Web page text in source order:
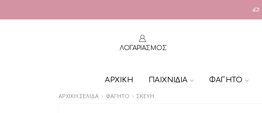
ΛΟΓΑΡΙΑΣΜΟΣ
ΑΡΧΙΚΗ ΠΑΙΧΝΙΔΙΑ ΦΑΓΗΤΟ
ΑΡΧΙΚΉ ΣΕΛΊΔΑ ΦΑΓΗΤΟ ΣΚΕΥΗ